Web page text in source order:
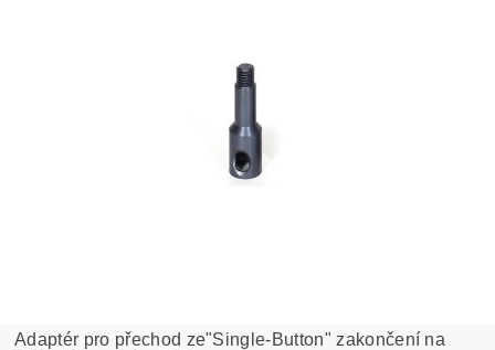
Adaptér pro přechod ze"Single-Button" zakončení na